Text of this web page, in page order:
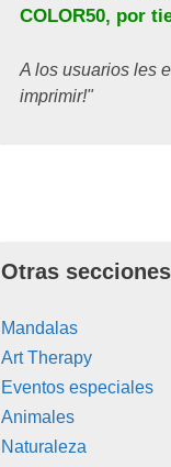
COLOR50, por
A los usuarios les
imprimir!"
Otras
Mandalas
Art Therapy
Eventos especiales
Animales
Naturaleza